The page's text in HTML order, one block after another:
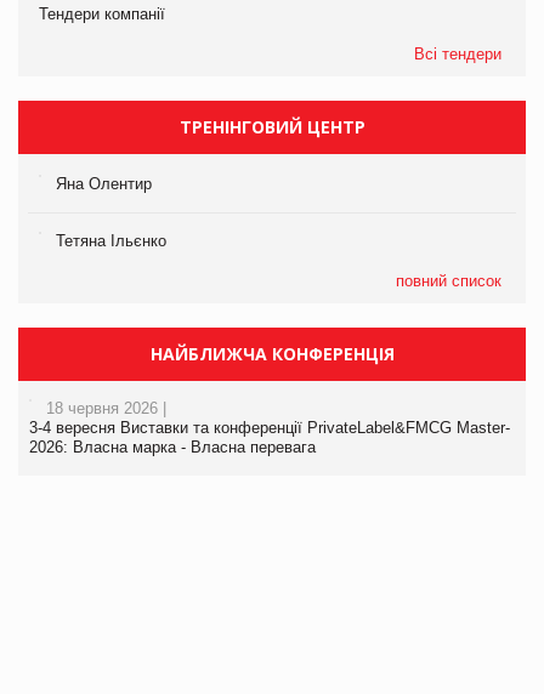
Тендери компанії
Всі тендери
ТРЕНІНГОВИЙ ЦЕНТР
Яна Олентир
Тетяна Ільєнко
повний список
НАЙБЛИЖЧА КОНФЕРЕНЦІЯ
18 червня 2026 |
3-4 вересня Виставки та конференції PrivateLabel&FMCG Master-
2026: Власна марка - Власна перевага